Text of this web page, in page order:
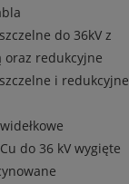
do 36kV z
oraz redukcyjne
i redukcyjne
do 36 kV wygięte